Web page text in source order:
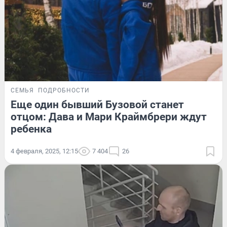
СЕМЬЯ ПОДРОБНОСТИ
Еще один бывший Бузовой станет
отцом: Дава и Мари Краймбрери ждут
ребенка
4 февраля, 2025, 12:15 7 404 26